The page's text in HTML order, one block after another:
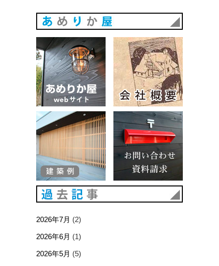
あめりか屋WEBサイト
2026年7月 (2)
2026年6月 (1)
2026年5月 (5)